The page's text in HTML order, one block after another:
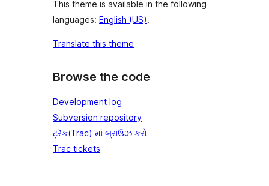
This theme is available in the following
languages: English (US).
Translate this theme
Browse the code
Development log
Subversion repository
ટ્રૅક(Trac) માં બ્રાઉઝ કરો
Trac tickets